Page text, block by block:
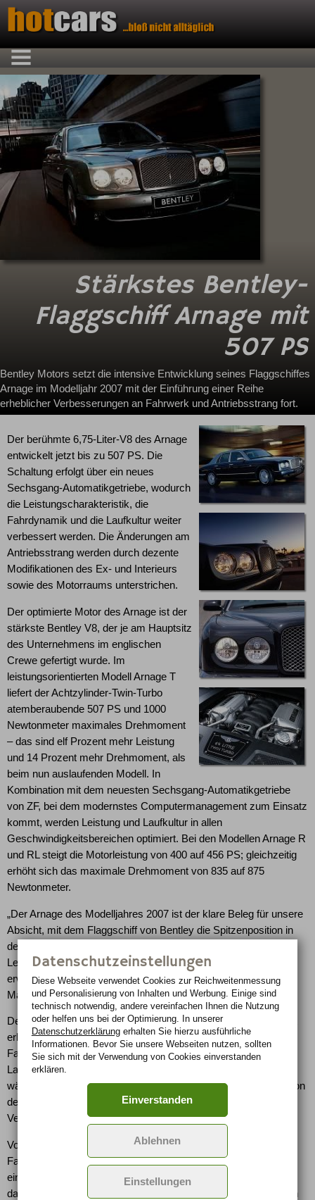
Stärkstes Bentley-
Flaggschiff Arnage mit
507 PS
Bentley Motors setzt die intensive Entwicklung seines Flaggschiffes
Arnage im Modelljahr 2007 mit der Einführung einer Reihe
erheblicher Verbesserungen an Fahrwerk und Antriebsstrang fort.
Der berühmte 6,75-Liter-V8 des Arnage
entwickelt jetzt bis zu 507 PS. Die
Schaltung erfolgt über ein neues
Sechsgang-Automatikgetriebe, wodurch
die Leistungscharakteristik, die
Fahrdynamik und die Laufkultur weiter
verbessert werden. Die Änderungen am
Antriebsstrang werden durch dezente
Modifikationen des Ex- und Interieurs
sowie des Motorraums unterstrichen.
Der optimierte Motor des Arnage ist der
stärkste Bentley V8, der je am Hauptsitz
des Unternehmens im englischen
Crewe gefertigt wurde. Im
leistungsorientierten Modell Arnage T
liefert der Achtzylinder-Twin-Turbo
atemberaubende 507 PS und 1000
Newtonmeter maximales Drehmoment
– das sind elf Prozent mehr Leistung
und 14 Prozent mehr Drehmoment, als
beim nun auslaufenden Modell. In
Kombination mit dem neuesten Sechsgang-Automatikgetriebe
von ZF, bei dem modernstes Computermanagement zum Einsatz
kommt, werden Leistung und Laufkultur in allen
Geschwindigkeitsbereichen optimiert. Bei den Modellen Arnage R
und RL steigt die Motorleistung von 400 auf 456 PS; gleichzeitig
erhöht sich das maximale Drehmoment von 835 auf 875
Newtonmeter.
„Der Arnage des Modelljahres 2007 ist der klare Beleg für unsere
Absicht, mit dem Flaggschiff von Bentley die Spitzenposition in
der Technologie zu halten und jedem Kunden den Luxus, die
Leistung und die Laufkultur zu bieten, die er von einem Bentley
erwartet” erklärt Stuart McCullough, Vorstand Vertrieb und
Marketing.
Der Arnage T (507 PS) ist ein echter Wagen für Selbstfahrer mit
erheblich gesteigerter Leistung und einem noch vorzüglicheren
Fahrerlebnis. Ebenso deutlich fallen die Verbesserungen bei der
Laufkultur und beim Komfort des Arnage R (456 PS) aus,
während der Arnage RL mit verlängertem Radstand ebenfalls von
der Leistungssteigerung profitiert und mit deutlichen
Verbesserungen im Fond aufwartet.
Vor zwei Jahren hat Bentley erhebliche Verbesserungen am
Fahrwerk, an der Lenkung und den Bremsen des Arnage
eingeführt. Durch diese Optimierungen hat man herausgestellt,
dass der Wagen mit Leichtigkeit einem erheblichen Zuwachs an
Datenschutzeinstellungen
Diese Webseite verwendet Cookies zur Reichweiten­messung
und Personalisierung von Inhalten und Werbung. Einige sind
technisch notwendig, andere vereinfachen Ihnen die Nutzung
oder helfen uns bei der Optimierung. In unserer
Datenschutzerklärungerhalten Sie hierzu ausführliche
Informationen. Bevor Sie unsere Webseiten nutzen, sollten
Sie sich mit der Verwendung von Cookies einverstanden
erklären.
Einverstanden
Ablehnen
Einstellungen